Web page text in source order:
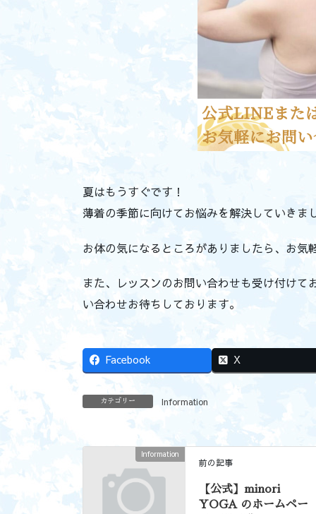
夏はもうすぐです！
薄着の季節に向けてお悩みを解決していきま
お体の気になるところがありましたら、お気
また、レッスンのお問い合わせも受け付け
い合わせお待ちしております。
Facebook X
カテゴリー Information
Information
前の記事
【公式】minori
YOGA のホームペー